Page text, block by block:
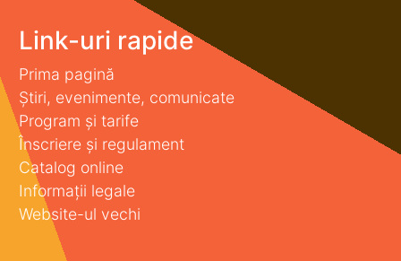
Link-uri rapide
Prima pagină
Știri, evenimente, comunicate
Program și tarife
Înscriere și regulament
Catalog online
Informații legale
Website-ul vechi